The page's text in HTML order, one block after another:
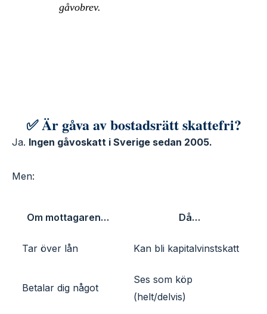
gåvobrev.
✅ Är gåva av bostadsrätt skattefri?
Ja. Ingen gåvoskatt i Sverige sedan 2005.
Men:
Om mottagaren… Då…
Tar över lån Kan bli kapitalvinstskatt
Betalar dig något
Ses som köp
(helt/delvis)